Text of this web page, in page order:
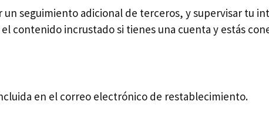
seguimiento adicional de terceros, y supervisar tu
incrustado si tienes una cuenta y estás
en el correo electrónico de restablecimiento.